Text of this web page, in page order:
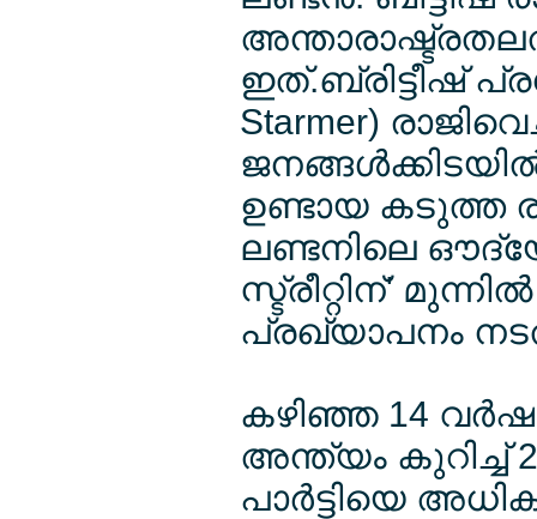
ഇത്.ബ്രിട്ടീഷ്
Starmer)
ഉണ്ടായ കടുത്ത
ലണ്ടനിലെ
സ്ട്രീറ്റിന്'
പ്രഖ്യാപനം
കഴിഞ്ഞ 14
അന്ത്യം കുറിച്ച്
പാര്‍ട്ടിയെ